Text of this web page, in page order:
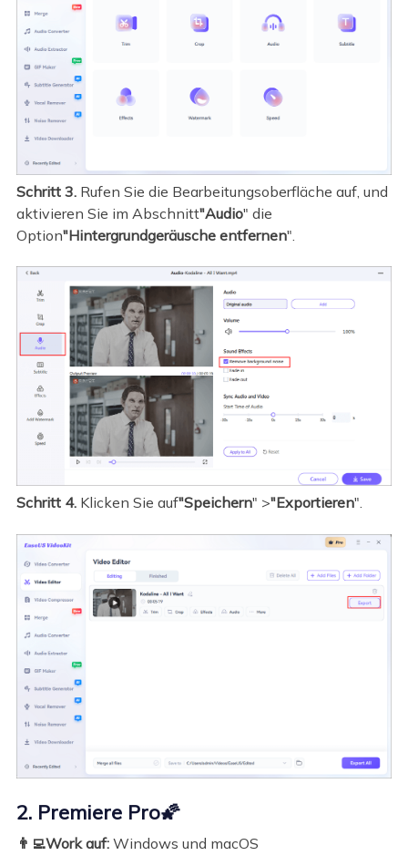
Schritt 3. Rufen Sie die Bearbeitungsoberfläche auf, und
aktivieren Sie im Abschnitt"Audio" die
Option"Hintergrundgeräusche entfernen".
Schritt 4.Klicken Sie auf"Speichern" >"Exportieren".
2. Premiere Pro🌠
👨‍💻Work auf: Windows und macOS